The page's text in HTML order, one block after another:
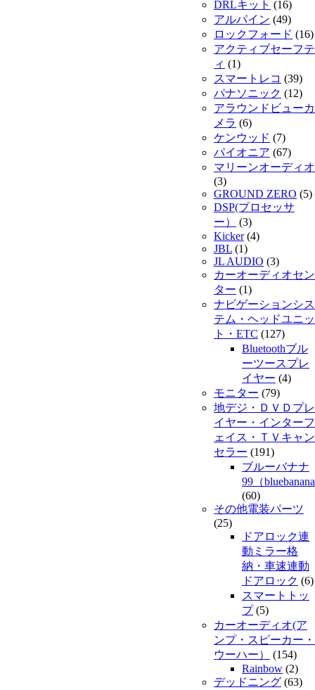
DRLキット (16)
アルパイン (49)
ロックフォード (16)
アクティブセーフテ
ィ (1)
スマートレコ (39)
パナソニック (12)
アラウンドビューカ
メラ (6)
ケンウッド (7)
パイオニア (67)
マリーンオーディオ
(3)
GROUND ZERO (5)
DSP(プロセッサ
ー）
(3)
Kicker(4)
JBL (1)
JL AUDIO (3)
カーオーディオセン
ター (1)
ナビゲーションシス
テム・ヘッドユニッ
ト・ETC (127)
Bluetoothブル
ーツースプレ
イヤー (4)
モニター (79)
地デジ・ＤＶＤプレ
イヤー・インターフ
ェイス・ＴＶキャン
セラー (191)
ブルーバナナ
99（
(60)
その他電装パーツ
(25)
ドアロック連
動ミラー格
納・車速連動
ドアロック (6)
スマートトッ
プ(5)
カーオーディオ(ア
ンプ・スピーカー・
ウーハー）
(154)
Rainbow (2)
デッドニング (63)